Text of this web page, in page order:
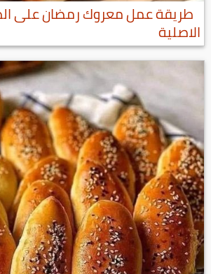
طريقة عمل معروك رمضان على
الاصلية